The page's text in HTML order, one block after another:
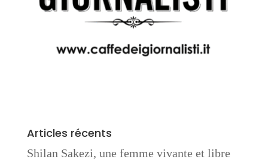
Articles récents
Shilan Sakezi, une femme vivante et libre